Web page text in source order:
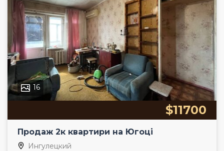
16
$11700
Продаж 2к квартири на Югоці
Ингулецкий